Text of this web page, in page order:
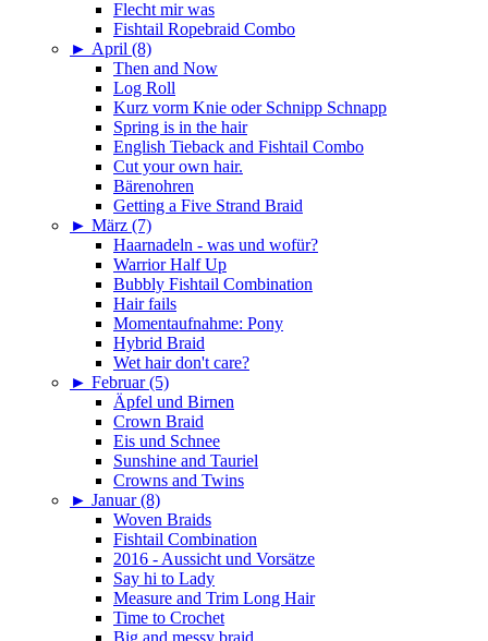
Flecht mir was
Fishtail Ropebraid Combo
► April (8)
Then and Now
Log Roll
Kurz vorm Knie oder Schnipp Schnapp
Spring is in the hair
English Tieback and Fishtail Combo
Cut your own hair.
Bärenohren
Getting a Five Strand Braid
► März (7)
Haarnadeln - was und wofür?
Warrior Half Up
Bubbly Fishtail Combination
Hair fails
Momentaufnahme: Pony
Hybrid Braid
Wet hair don't care?
► Februar (5)
Äpfel und Birnen
Crown Braid
Eis und Schnee
Sunshine and Tauriel
Crowns and Twins
► Januar (8)
Woven Braids
Fishtail Combination
2016 - Aussicht und Vorsätze
Say hi to Lady
Measure and Trim Long Hair
Time to Crochet